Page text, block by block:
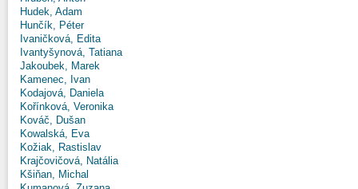
Hudek, Adam
Hunčík, Péter
Ivaničková, Edita
Ivantyšynová, Tatiana
Jakoubek, Marek
Kamenec, Ivan
Kodajová, Daniela
Kořínková, Veronika
Kováč, Dušan
Kowalská, Eva
Kožiak, Rastislav
Krajčovičová, Natália
Kšiňan, Michal